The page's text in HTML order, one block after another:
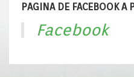
PAGINA DE FACEBOOK A
Facebook